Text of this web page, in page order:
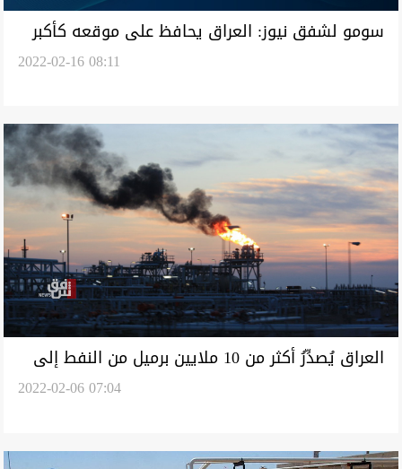
سومو لشفق نيوز: العراق يحافظ على موقعه كأكبر
2022-02-16 08:11
العراق يُصدِّرُ أكثر من 10 ملايين برميل من النفط إلى
2022-02-06 07:04